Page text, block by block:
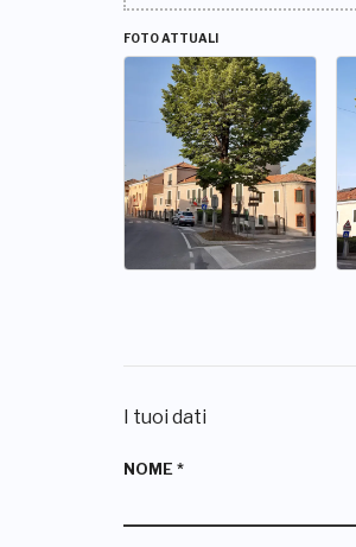
FOTO ATTUALI
I tuoi dati
NOME *